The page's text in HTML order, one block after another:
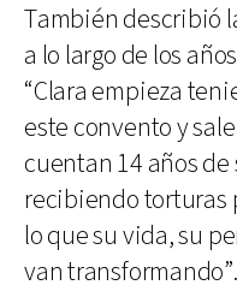
También describió
a lo largo de los
“Clara empieza
este convento y
cuentan 14 años
recibiendo torturas
lo que su vida, su
van transformando”.